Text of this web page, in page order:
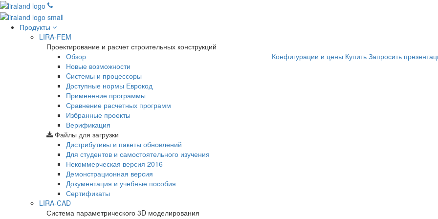
Продукты
LIRA-FEM
Проектирование и расчет строительных конструкций
Обзор
Новые возможности
Cистемы и процессоры
Доступные нормы Еврокод
Применение программы
Сравнение расчетных программ
Избранные проекты
Верификация
Конфигурации и цены Купить Запросить
Файлы для загрузки
Дистрибутивы и пакеты обновлений
Для студентов и самостоятельного изучения
Некоммерческая версия 2016
Демонстрационная версия
Документация и учебные пособия
Сертификаты
LIRA-CAD
Система параметрического 3D моделирования